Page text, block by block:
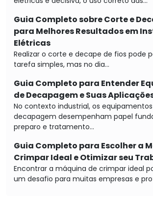
Guia Completo sobre Corte e
para Melhores Resultados em
Elétricas
Realizar o corte e decape de fios pode
tarefa simples, mas no dia...
Guia Completo para Entender
de Decapagem e Suas
No contexto industrial, os
decapagem desempenham papel
preparo e tratamento...
Guia Completo para Escolher a
Crimpar Ideal e Otimizar seu
Encontrar a máquina de crimpar ideal
um desafio para muitas empresas e